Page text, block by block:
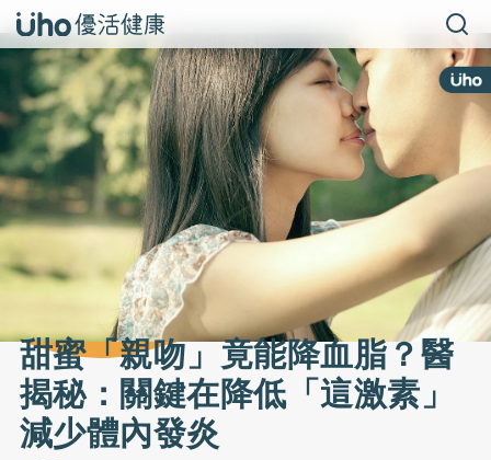
甜蜜「親吻」竟能降血脂？醫
揭秘：關鍵在降低「這激素」
減少體內發炎